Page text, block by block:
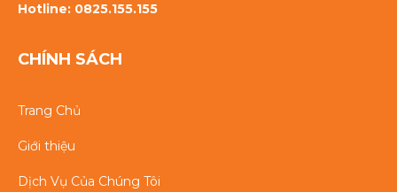
Hotline: 0825.155.155
CHÍNH SÁCH
Trang Chủ
Giới thiệu
Dịch Vụ Của Chúng Tôi